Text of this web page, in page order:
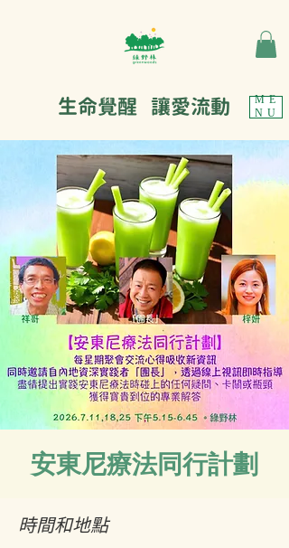
ME
NU
生命覺醒 讓愛流動
安東尼療法同行計劃
時間和地點